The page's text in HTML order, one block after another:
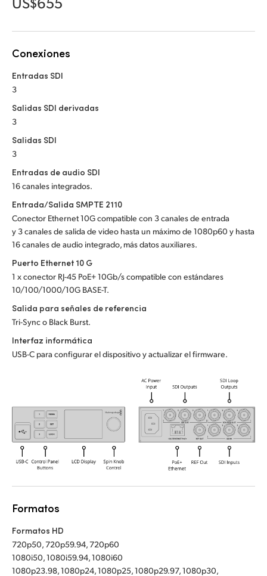
Poland
España
Sweden
Chinese Taipei
Turkey
UAE
United Kingdom
United States
Conexiones
Entradas SDI
3
Salidas SDI derivadas
3
Salidas SDI
3
Entradas de audio SDI
16 canales integrados.
Entrada/Salida SMPTE 2110
Conector Ethernet 10G compatible con 3 canales de entrada
y 3 canales de salida de video hasta un máximo de 1080p60 y hasta
16 canales de audio integrado, más datos auxiliares.
Puerto Ethernet 10 G
1 x conector RJ-45 PoE+ 10Gb/s compatible con estándares
10/100/1000/10G BASE-T.
Salida para señales de referencia
Tri-Sync o Black Burst.
Interfaz informática
USB-C para configurar el dispositivo y actualizar el firmware.
Formatos
Formatos HD
720p50, 720p59.94, 720p60
1080i50, 1080i59.94, 1080i60
1080p23.98, 1080p24, 1080p25, 1080p29.97, 1080p30,